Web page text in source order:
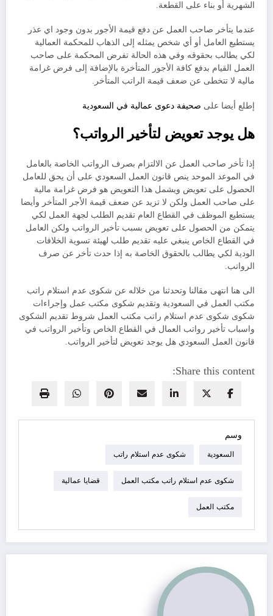
الشهرية أو بناء على القطعة.
عندما يتأخر صاحب العمل عن دفع قيمة الأجور بدون وجود اي عذر
يستطيع العامل أو أي شخص يمثله إلى الذهاب للمحكمة العمالية
لكي يطالب بحقوقه وفي هذه الحالة تفرض المحكمة على صاحب
العمل القيام بدفع كافة الأجور المتأخرة بالإضافة إلى فرض غرامة
مالية لا تتخطى عن ضعف قيمة الراتب المتأخر.
إطلع أيضا على صحيفة دعوى عمالية في السعودية
هل يوجد تعويض لتأخير الرواتب؟
إذا تأخر صاحب العمل عن الالتزام بصرف الرواتب الخاصة بالعامل
في الموعد الموحد ينص قانون العمل السعودي على أن يحق للعامل
الحصول على تعويض ويشمل هذا التعويض هو فرض غرامة مالية
على صاحب العمل ولكن لا تزيد عن ضعف قيمة الأجر المتأخر وأيضا
يستطيع الموظف في القطاع العام تقديم الطلب لجهة العمل لكي
يتمكن من الحصول على تعويض بسبب تأخير الرواتب ولكن العامل
في القطاع الخاص ينبغي عليه تقديم طلب لهيئة تسوية الخلافات
الودية لكي يطالب بالحقوق الخاصة به إذا حدث تأخر عن صرف
الرواتب.
الى هنا انتهى مقالنا وتحدثنا من خلاله عن شكوى عدم استلام راتب
مكتب العمل في السعودية وتقديم شكوى مكتب عمل وإجراءات
شكوى شكوى عدم استلام راتب مكتب العمل شروط تقديم الشكوى
واسباب تأخير رواتب العمال في القطاع الخاص وتأخير الرواتب في
قانون العمل السعودي هل يوجد تعويض لتأخير الرواتب.
Share this content:
وسم
السعودية شكوى عدم استلام راتب
شكوى عدم استلام راتب مكتب العمل قضايا عمالية
مكتب العمل